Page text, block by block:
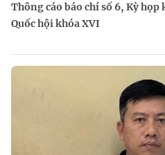
Thông cáo báo chí số 6, Kỳ
Quốc hội khóa XVI